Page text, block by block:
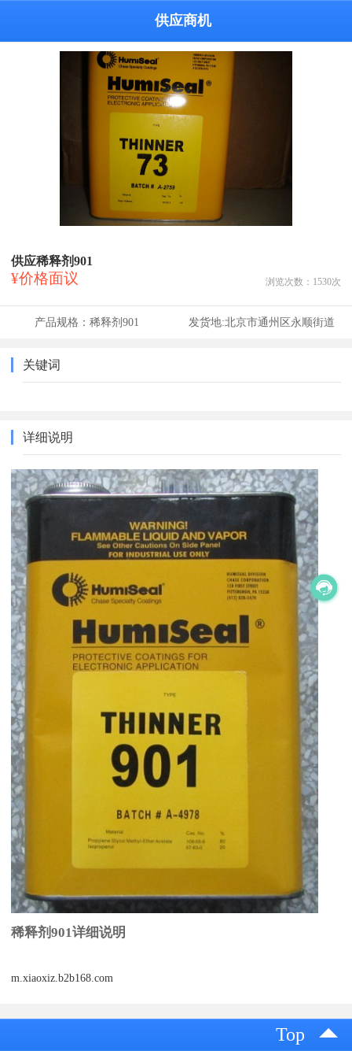
供应商机
供应稀释剂901
¥价格面议 浏览次数： 1530次
产品规格：稀释剂901 发货地:北京市通州区永顺街道
关键词
详细说明
稀释剂901详细说明
m.xiaoxiz.b2b168.com
Top